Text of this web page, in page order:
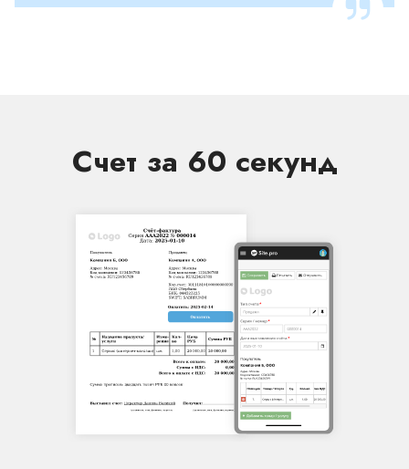
Счет за 60 секунд